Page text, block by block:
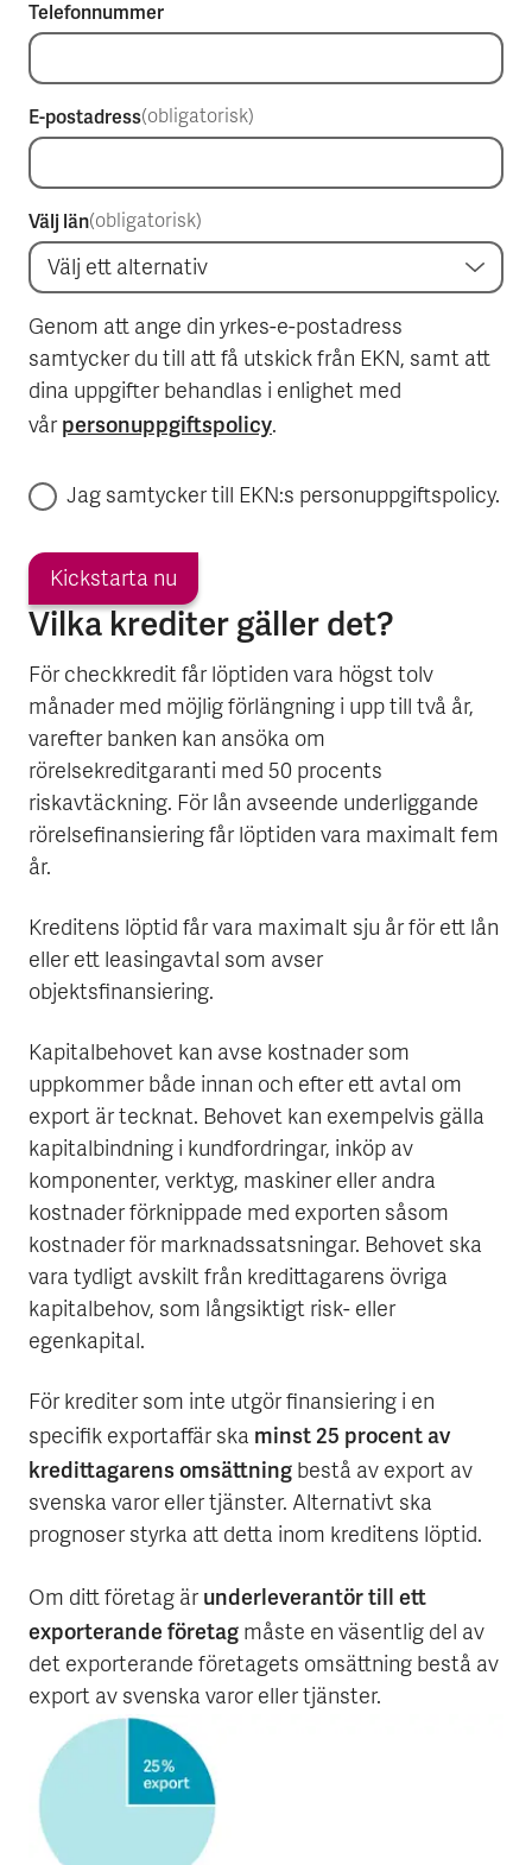
Telefonnummer
E-postadress(obligatorisk)
Välj län(obligatorisk)
Genom att ange din yrkes-e-postadress
samtycker du till att få utskick från EKN, samt att
dina uppgifter behandlas i enlighet med
vårpersonuppgiftspolicy.
Jag samtycker till EKN:s personuppgiftspolicy.
Kickstarta nu
Vilka krediter gäller det?
För checkkredit får löptiden vara högst tolv
månader med möjlig förlängning i upp till två år,
varefter banken kan ansöka om
rörelsekreditgaranti med 50 procents
riskavtäckning. För lån avseende underliggande
rörelsefinansiering får löptiden vara maximalt fem
år.
Kreditens löptid får vara maximalt sju år för ett lån
eller ett leasingavtal som avser
objektsfinansiering.
Kapitalbehovet kan avse kostnader som
uppkommer både innan och efter ett avtal om
export är tecknat. Behovet kan exempelvis gälla
kapitalbindning i kundfordringar, inköp av
komponenter, verktyg, maskiner eller andra
kostnader förknippade med exporten såsom
kostnader för marknadssatsningar. Behovet ska
vara tydligt avskilt från kredittagarens övriga
kapitalbehov, som långsiktigt risk- eller
egenkapital.
För krediter som inte utgör finansiering i en
specifik exportaffär ska minst 25 procent av
kredittagarens omsättning bestå av export av
svenska varor eller tjänster. Alternativt ska
prognoser styrka att detta inom kreditens löptid.
Om ditt företag ärunderleverantör till ett
exporterande företag måste en väsentlig del av
det exporterande företagets omsättning bestå av
export av svenska varor eller tjänster.